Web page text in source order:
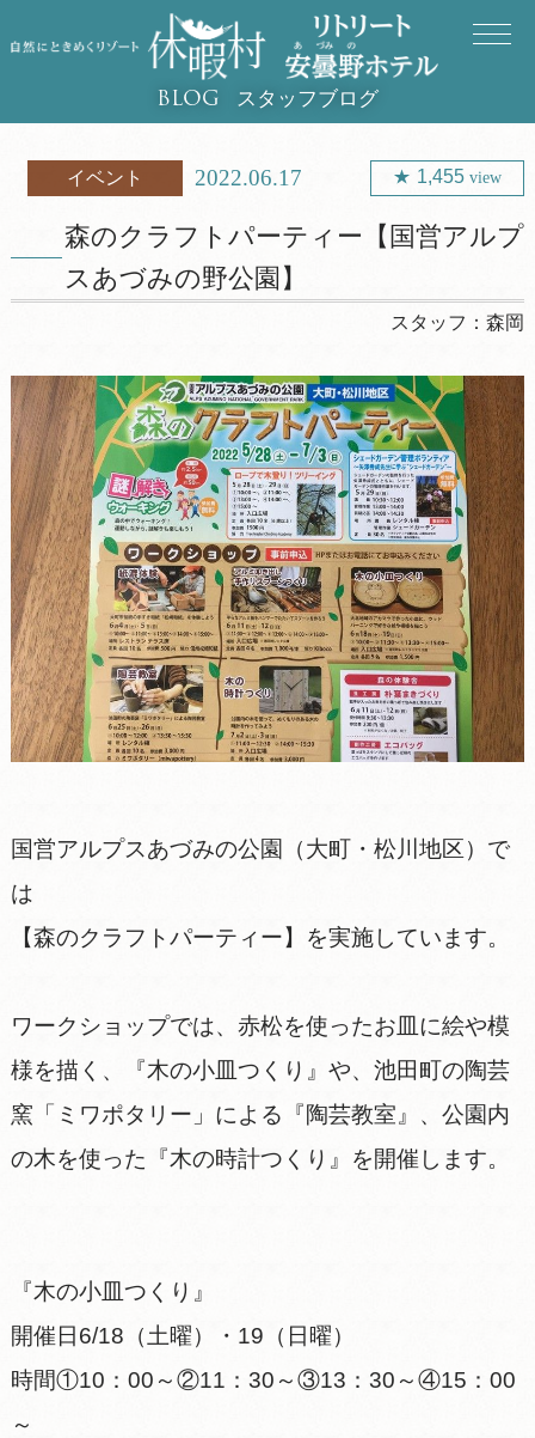
BLOG スタッフブログ
イベント 2022.06.17 1,455view
森のクラフトパーティー【国営アルプ
スあづみの野公園】
スタッフ：森岡
国営アルプスあづみの公園（大町・松川地区）で
は
【森のクラフトパーティー】を実施しています。
ワークショップでは、赤松を使ったお皿に絵や模
様を描く、『木の小皿つくり』や、池田町の陶芸
窯「ミワポタリー」による『陶芸教室』、公園内
の木を使った『木の時計つくり』を開催します。
『木の小皿つくり』
開催日6/18（土曜）・19（日曜）
時間①10：00～②11：30～③13：30～④15：00
～